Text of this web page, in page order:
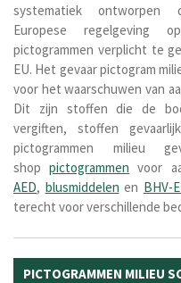
systematiek
Europese regelgeving
pictogrammen verplicht te
EU. Het gevaar pictogram
voor het waarschuwen van
Dit zijn stoffen die de
vergiften, stoffen
pictogrammen milieu
shoppictogrammen voor
AED, blusmiddelen en BHV-
terecht voor verschillende
PICTOGRAMMEN MILIEU